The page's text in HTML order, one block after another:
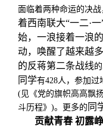
面临着两种命运的决
着西南联大“一二·
始，一浪接着一浪
动，唤醒了越来越
的反蒋第二条战线
同学有428人，参加过
(见《党的旗帜高高飘
斗历程》)。更多的 同
贡献青春 初露